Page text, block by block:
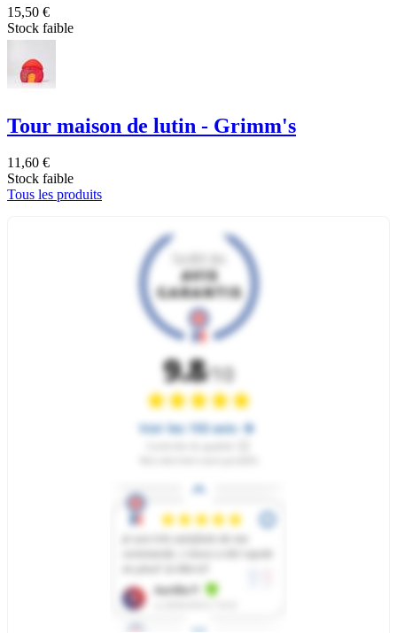
15,50 €
Stock faible
Tour maison de lutin - Grimm's
11,60 €
Stock faible
Tous les produits